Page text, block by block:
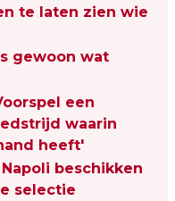
te laten zien wie
gewoon wat
een
waarin
heeft'
beschikken
selectie